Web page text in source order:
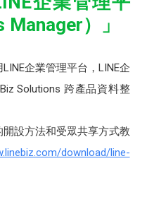
）」
企業管理平台，LINE企
Solutions 跨產品資料整
開設方法和受眾共享方式教
download/line-